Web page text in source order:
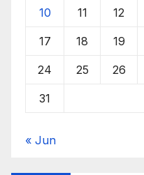
10 11 12
17 18 19
24 25 26
31
« Jun